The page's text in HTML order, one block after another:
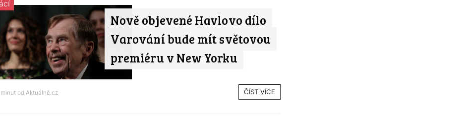
Nově objevené Havlovo dílo
Varování bude mít světovou
premiéru v New Yorku
od Aktuálně.cz ČÍST VÍCE